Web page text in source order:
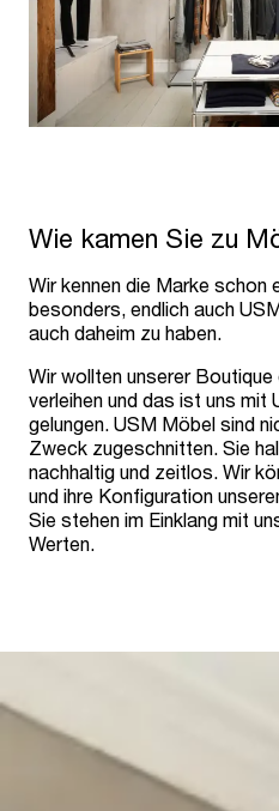
Wie kamen Sie zu
Wir kennen die Marke schon
besonders, endlich auch
auch daheim zu haben.
Wir wollten unserer
verleihen und das ist uns
gelungen. USM Möbel sind
Zweck zugeschnitten. Sie
nachhaltig und zeitlos. Wir
und ihre Konfiguration
Sie stehen im Einklang mit
Werten.